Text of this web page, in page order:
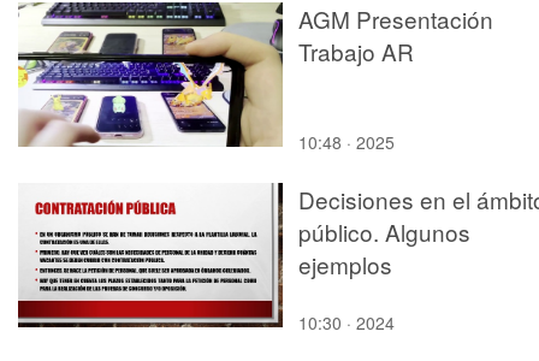
AGM Presentación
Trabajo AR
10:48 · 2025
Decisiones en el
público. Algunos
ejemplos
10:30 · 2024